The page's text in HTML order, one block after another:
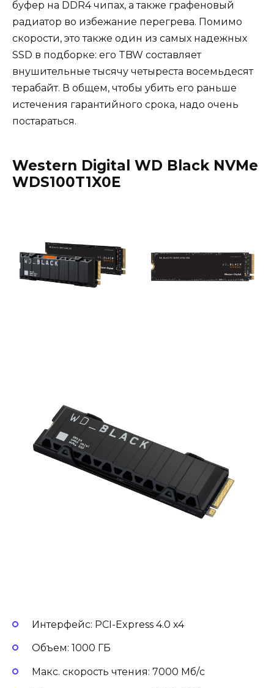
буфер на DDR4 чипах, а также графеновый
радиатор во избежание перегрева. Помимо
скорости, это также один из самых надежных
SSD в подборке: его TBW составляет
внушительные тысячу четыреста восемьдесят
терабайт. В общем, чтобы убить его раньше
истечения гарантийного срока, надо очень
постараться.
Western Digital WD Black NVMe
WDS100T1X0E
Интерфейс: PCI-Express 4.0 x4
Объем: 1000 ГБ
Макс. скорость чтения: 7000 Мб/с